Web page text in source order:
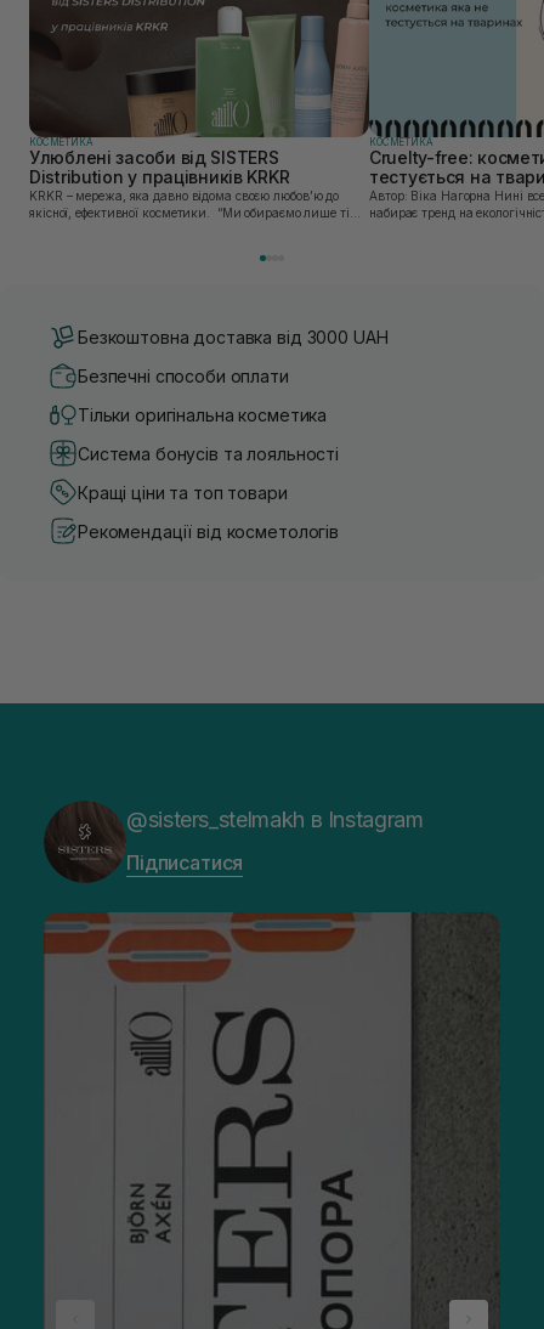
КОСМЕТИКА
Улюблені засоби від SISTERS
Distribution у працівників KRKR
KRKR – мережа, яка давно відома своєю любов’ю до
якісної, ефективної косметики. “Ми обираємо лише ті
КОСМЕТИКА
Cruelty-free:
тестується на
Автор: Віка Нагорна Нині все більшої популярності
набирає тренд на
Безкоштовна доставка від 3000 UAH
Безпечні способи оплати
Тільки оригінальна косметика
Система бонусів та лояльності
Кращі ціни та топ товари
Рекомендації від косметологів
@sisters_stelmakh в Instagram
Підписатися